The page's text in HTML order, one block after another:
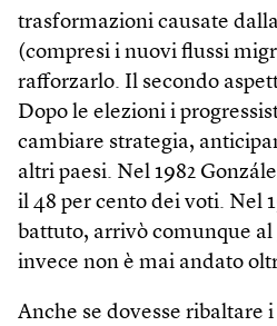
trasformazioni causate
(compresi i nuovi flussi
rafforzarlo. Il secondo
Dopo le elezioni i
cambiare strategia,
altri paesi. Nel 1982
il 48 per cento dei voti. Nel
battuto, arrivò comunque al
invece non è mai andato
Anche se dovesse ribaltare